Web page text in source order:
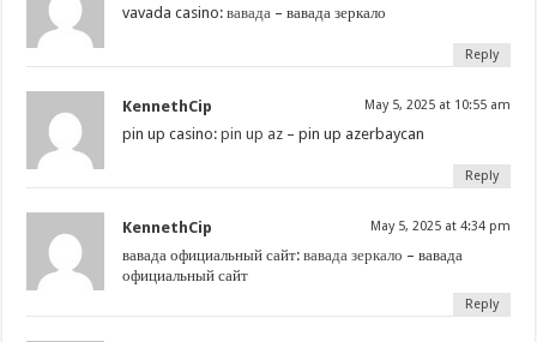
vavada casino:вавада – вавада зеркало
Reply
KennethCip May 5, 2025 at 10:55 am
pin up casino:pin up az – pin up azerbaycan
Reply
KennethCip May 5, 2025 at 4:34 pm
вавада официальный сайт:вавада зеркало – вавада
официальный сайт
Reply